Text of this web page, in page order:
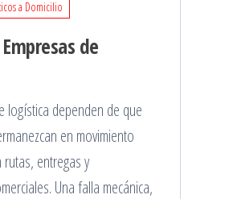
a Domicilio
de
logística dependen de que
en movimiento
entregas y
Una falla mecánica,